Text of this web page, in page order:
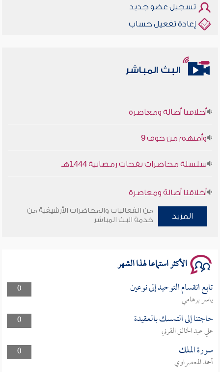
تسجيل عضو جديد
إعادة تفعيل حساب
البث المباشر
أخلاقنا أصالة ومعاصرة
وأمنهم من خوف 9
سلسلة محاضرات نفحات رمضانية 1444هـ
أخلاقنا أصالة ومعاصرة
وأمنهم من خوف 9
المزيد
من الفعاليات والمحاضرات الأرشيفية من
خدمة البث المباشر
الأكثر استماعا لهذا الشهر
0 تابع انقسام التوحيد إلى نوعين
ياسر برهامي
0
حاجتنا إلى التمسك بالعقيدة
علي عبد الخالق القرني
0
سورة الملك
أحمد المعصراوي